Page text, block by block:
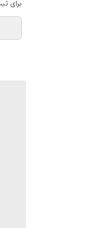
برای